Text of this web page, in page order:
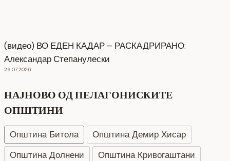
(видео) ВО ЕДЕН КАДАР – РАСКАДРИРАНО:
Александар Степанулески
29.07.2026
НАЈНОВО ОД ПЕЛАГОНИСКИТЕ
ОПШТИНИ
Општина Битола
Општина Демир Хисар
Општина Долнени
Општина Кривогаштани